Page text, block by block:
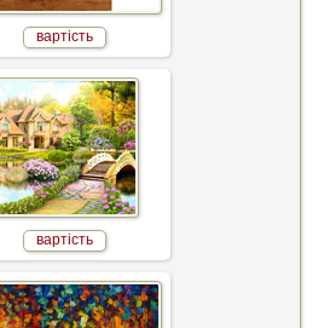
вартість
вартість